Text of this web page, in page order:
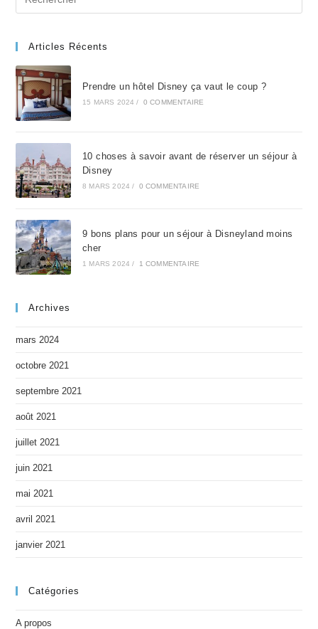
for:
Articles Récents
Prendre un hôtel Disney ça vaut le coup ?
15 MARS 2024 / 0 COMMENTAIRE
10 choses à savoir avant de réserver un séjour à
Disney
8 MARS 2024 / 0 COMMENTAIRE
9 bons plans pour un séjour à Disneyland moins
cher
1 MARS 2024 / 1 COMMENTAIRE
Archives
mars 2024
octobre 2021
septembre 2021
août 2021
juillet 2021
juin 2021
mai 2021
avril 2021
janvier 2021
Catégories
A propos